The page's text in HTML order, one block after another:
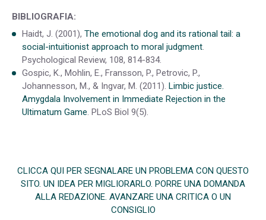
BIBLIOGRAFIA:
Haidt, J. (2001), The emotional dog and its rational tail: a
social-intuitionist approach to moral judgment.
Psychological Review, 108, 814-834.
Gospic, K., Mohlin, E., Fransson, P., Petrovic, P.,
Johannesson, M., & Ingvar, M. (2011). Limbic justice.
Amygdala Involvement in Immediate Rejection in the
Ultimatum Game. PLoS Biol 9(5).
CLICCA QUI PER SEGNALARE UN PROBLEMA CON QUESTO
SITO. UN IDEA PER MIGLIORARLO. PORRE UNA DOMANDA
ALLA REDAZIONE. AVANZARE UNA CRITICA O UN
CONSIGLIO